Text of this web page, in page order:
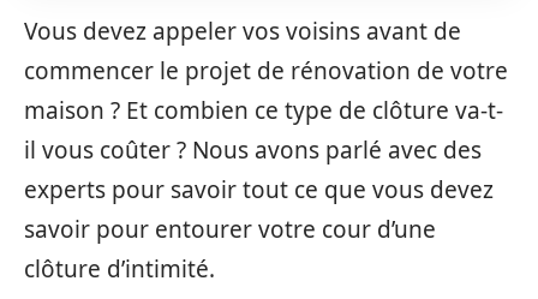
Vous devez appeler vos voisins avant de
commencer le projet de rénovation de votre
maison ? Et combien ce type de clôture va-t-
il vous coûter ? Nous avons parlé avec des
experts pour savoir tout ce que vous devez
savoir pour entourer votre cour d’une
clôture d’intimité.